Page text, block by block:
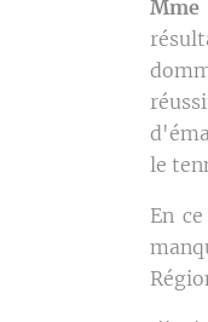
Mme
le
En